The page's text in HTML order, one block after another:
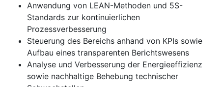
Anwendung von LEAN-Methoden und 5S-
Standards zur kontinuierlichen
Prozessverbesserung
Steuerung des Bereichs anhand von KPIs sowie
Aufbau eines transparenten Berichtswesens
Analyse und Verbesserung der Energieeffizienz
sowie nachhaltige Behebung technischer